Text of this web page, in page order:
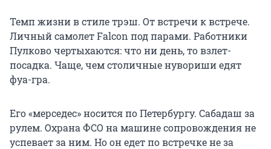
Темп жизни в стиле трэш. От встречи к встрече.
Личный самолет Falcon под парами. Работники
Пулково чертыхаются: что ни день, то взлет-
посадка. Чаще, чем столичные нувориши едят
фуа-гра.
Его «мерседес» носится по Петербургу. Сабадаш за
рулем. Охрана ФСО на машине сопровождения не
успевает за ним. Но он едет по встречке не за